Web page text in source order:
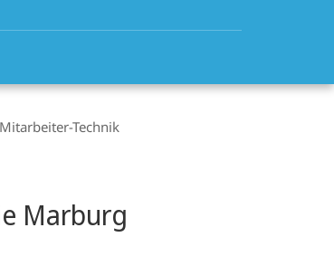
Mitarbeiter-Technik
Marburg